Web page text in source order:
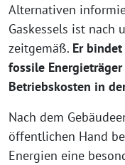
Alternativen
Gaskessels ist nach
zeitgemäß. Er
fossile
Betriebskosten in
Nach dem
öffentlichen Hand
Energien eine